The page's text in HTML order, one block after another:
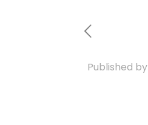
Published by